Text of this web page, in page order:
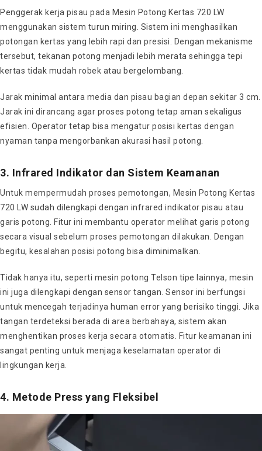
Penggerak kerja pisau pada Mesin Potong Kertas 720 LW
menggunakan sistem turun miring. Sistem ini menghasilkan
potongan kertas yang lebih rapi dan presisi. Dengan mekanisme
tersebut, tekanan potong menjadi lebih merata sehingga tepi
kertas tidak mudah robek atau bergelombang.
Jarak minimal antara media dan pisau bagian depan sekitar 3 cm.
Jarak ini dirancang agar proses potong tetap aman sekaligus
efisien. Operator tetap bisa mengatur posisi kertas dengan
nyaman tanpa mengorbankan akurasi hasil potong.
3. Infrared Indikator dan Sistem Keamanan
Untuk mempermudah proses pemotongan, Mesin Potong Kertas
720 LW sudah dilengkapi dengan infrared indikator pisau atau
garis potong. Fitur ini membantu operator melihat garis potong
secara visual sebelum proses pemotongan dilakukan. Dengan
begitu, kesalahan posisi potong bisa diminimalkan.
Tidak hanya itu, seperti mesin potong Telson tipe lainnya, mesin
ini juga dilengkapi dengan sensor tangan. Sensor ini berfungsi
untuk mencegah terjadinya human error yang berisiko tinggi. Jika
tangan terdeteksi berada di area berbahaya, sistem akan
menghentikan proses kerja secara otomatis. Fitur keamanan ini
sangat penting untuk menjaga keselamatan operator di
lingkungan kerja.
4. Metode Press yang Fleksibel